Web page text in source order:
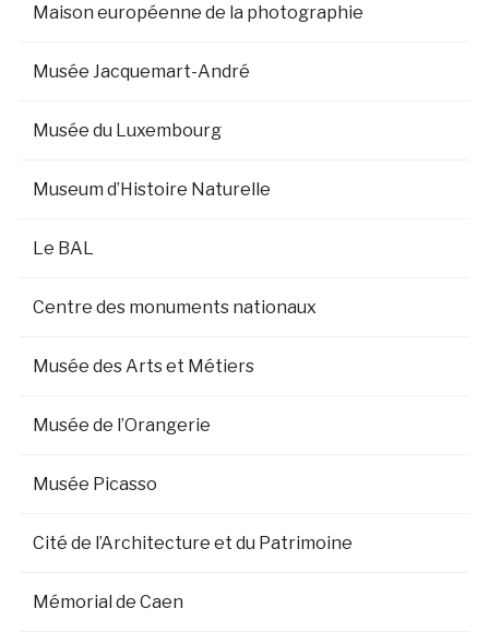
Maison européenne de la photographie
Musée Jacquemart-André
Musée du Luxembourg
Museum d’Histoire Naturelle
Le BAL
Centre des monuments nationaux
Musée des Arts et Métiers
Musée de l’Orangerie
Musée Picasso
Cité de l’Architecture et du Patrimoine
Mémorial de Caen